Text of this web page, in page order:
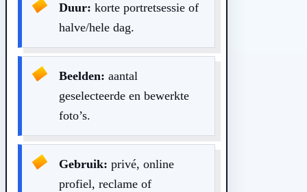
Duur: korte portretsessie of
halve/hele dag.
Beelden: aantal
geselecteerde en bewerkte
foto’s.
Gebruik: privé, online
profiel, reclame of